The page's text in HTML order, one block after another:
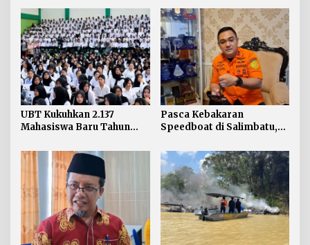
Pengawasan dan Edukasi
Awak Kapal
UBT Kukuhkan 2.137
Mahasiswa Baru Tahun
Pasca Kebakaran
Speedboat di Salimbatu,
Pentingnya Standar
Keselamatan